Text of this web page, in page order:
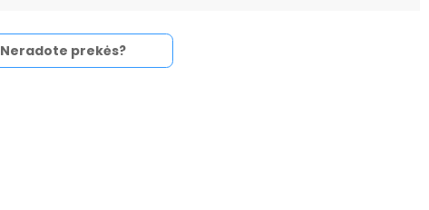
Neradote prekės?